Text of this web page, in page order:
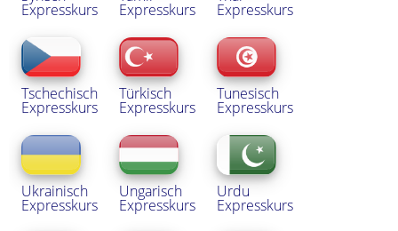
Expresskurs Expresskurs Expresskurs
Tschechisch
Expresskurs
Türkisch
Expresskurs
Tunesisch
Expresskurs
Ukrainisch
Expresskurs
Ungarisch
Expresskurs
Urdu
Expresskurs